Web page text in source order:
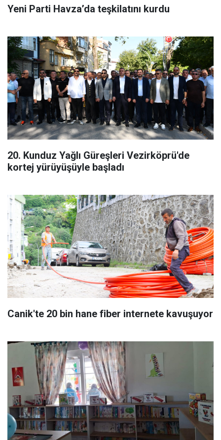
Yeni Parti Havza’da teşkilatını kurdu
20. Kunduz Yağlı Güreşleri Vezirköprü'de
kortej yürüyüşüyle başladı
Canik'te 20 bin hane fiber internete kavuşuyor